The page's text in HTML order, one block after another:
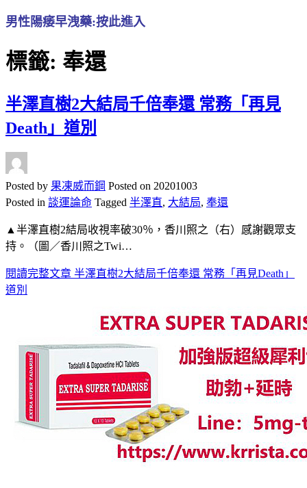
男性陽痿早洩藥:按此進入
標籤: 奉還
半澤直樹2大結局千倍奉還 常務「再見
Death」道別
Posted by 果凍威而鋼 Posted on 20201003
Posted in 談運論命 Tagged 半澤直, 大結局, 奉還
▲半澤直樹2結局收視率破30％，香川照之（右）感謝觀眾支
持。（圖／香川照之Twi…
閱讀完整文章 半澤直樹2大結局千倍奉還 常務「再見Death」
道別